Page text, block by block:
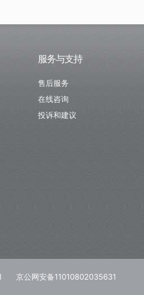
服务与支持
售后服务
在线咨询
投诉和建议
京公网安备11010802035631